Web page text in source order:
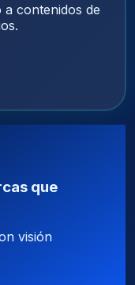
contenidos de
que
visión